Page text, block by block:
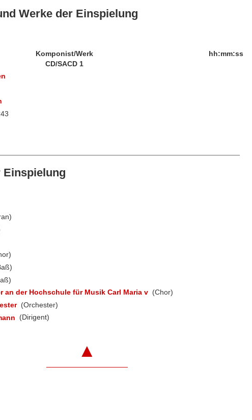
Werke der Einspielung
Komponist/Werk
hh:mm:ss
CD/SACD 1
Einspielung
an der Hochschule für Musik Carl Maria v (Chor)
(Orchester)
(Dirigent)
▲